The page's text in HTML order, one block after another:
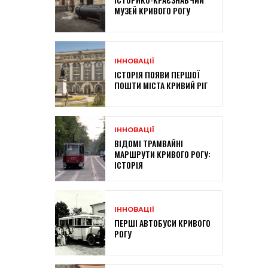
МУЗЕЙ КРИВОГО РОГУ
ІННОВАЦІЇ
ІСТОРІЯ ПОЯВИ ПЕРШОЇ
ПОШТИ МІСТА КРИВИЙ РІГ
ІННОВАЦІЇ
ВІДОМІ ТРАМВАЙНІ
МАРШРУТИ КРИВОГО РОГУ:
ІСТОРІЯ
ІННОВАЦІЇ
ПЕРШІ АВТОБУСИ КРИВОГО
РОГУ